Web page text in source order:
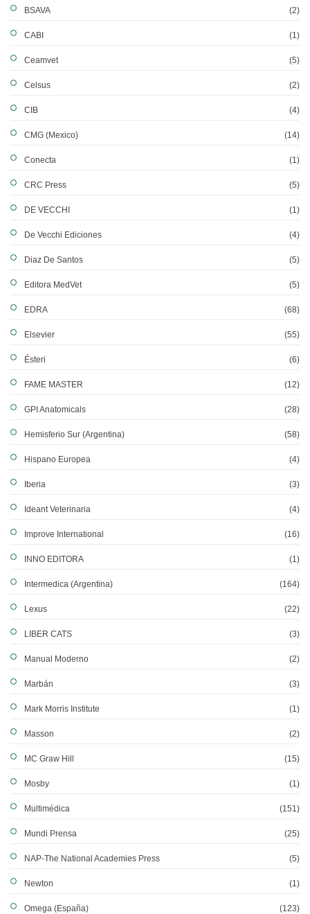
BSAVA (2)
CABI (1)
Ceamvet (5)
Celsus (2)
CIB (4)
CMG (Mexico) (14)
Conecta (1)
CRC Press (5)
DE VECCHI (1)
De Vecchi Ediciones (4)
Diaz De Santos (5)
Editora MedVet (5)
EDRA (68)
Elsevier (55)
Ésteri (6)
FAME MASTER (12)
GPI Anatomicals (28)
Hemisferio Sur (Argentina) (58)
Hispano Europea (4)
Iberia (3)
Ideant Veterinaria (4)
Improve International (16)
INNO EDITORA (1)
Intermedica (Argentina) (164)
Lexus (22)
LIBER CATS (3)
Manual Moderno (2)
Marbán (3)
Mark Morris Institute (1)
Masson (2)
MC Graw Hill (15)
Mosby (1)
Multimédica (151)
Mundi Prensa (25)
NAP-The National Academies Press (5)
Newton (1)
Omega (España) (123)